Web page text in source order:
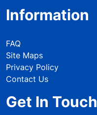
Information
FAQ
Site Maps
Privacy Policy
Contact Us
Get In Touch